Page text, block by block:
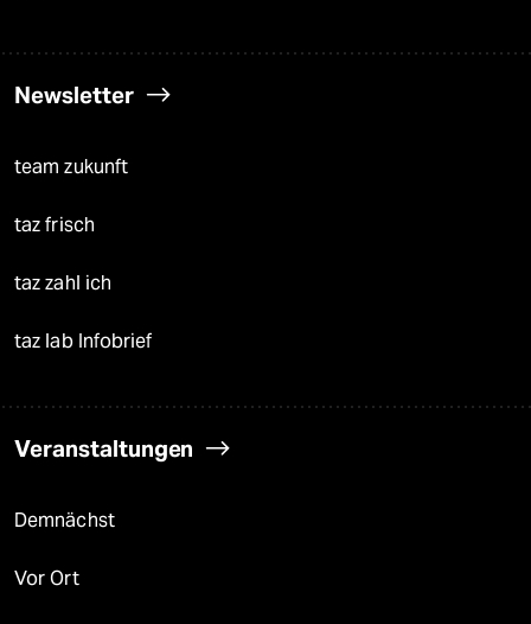
Newsletter
team zukunft
taz frisch
taz zahl ich
taz lab Infobrief
Veranstaltungen
Demnächst
Vor Ort